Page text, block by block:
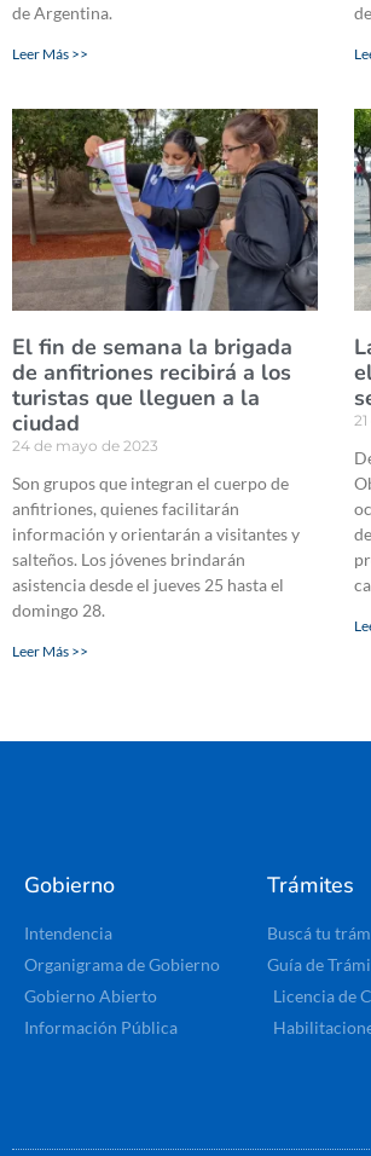
de Argentina.
Leer Más >>
El fin de semana la brigada
de anfitriones recibirá a los
turistas que lleguen a la
ciudad
24 de mayo de 2023
Son grupos que integran el cuerpo de
anfitriones, quienes facilitarán
información y orientarán a visitantes y
salteños. Los jóvenes brindarán
asistencia desde el jueves 25 hasta el
domingo 28.
Leer Más >>
Gobierno
Intendencia
Organigrama de Gobierno
Gobierno Abierto
Información Pública
Trámites
Buscá tu
Guía de
Licencia de